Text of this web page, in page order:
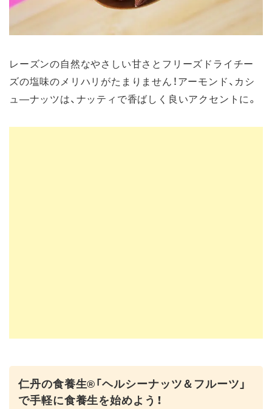
レーズンの自然なやさしい甘さとフリーズドライチー
ズの塩味のメリハリがたまりません！アーモンド、カシ
ュ―ナッツは、ナッティで香ばしく良いアクセントに。
仁丹の食養生®「ヘルシーナッツ＆フルーツ」
で手軽に食養生を始めよう！